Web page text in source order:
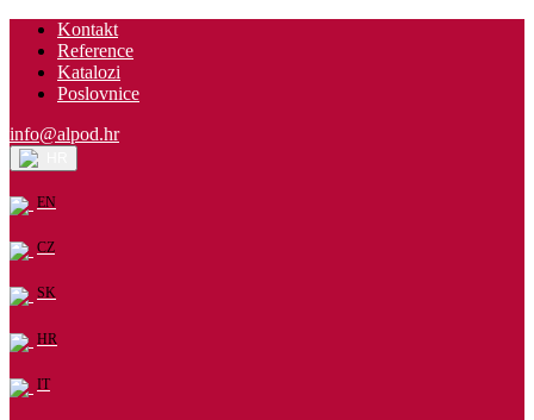
Kontakt
Reference
Katalozi
Poslovnice
info@alpod.hr
EN
CZ
SK
HR
IT